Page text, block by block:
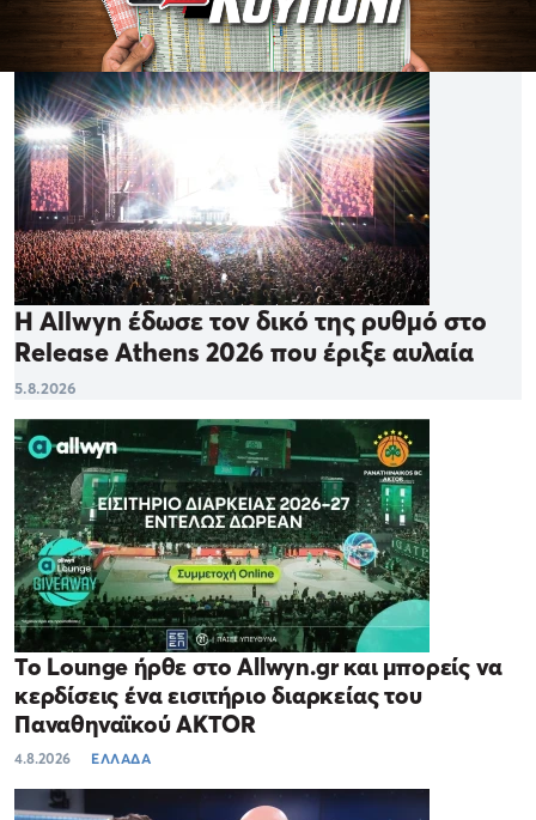
Η Allwyn έδωσε τον δικό της ρυθμό στο
Release Athens 2026 που έριξε αυλαία
5.8.2026
Το Lounge ήρθε στο Allwyn.gr και μπορείς να
κερδίσεις ένα εισιτήριο διαρκείας του
Παναθηναϊκού AKTOR
4.8.2026 ΕΛΛΑΔΑ